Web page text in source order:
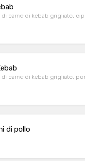
di carne di kebab grigliato,
di carne di kebab grigliato,
di pollo